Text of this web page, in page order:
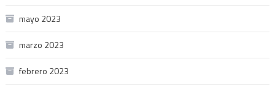
mayo 2023
marzo 2023
febrero 2023